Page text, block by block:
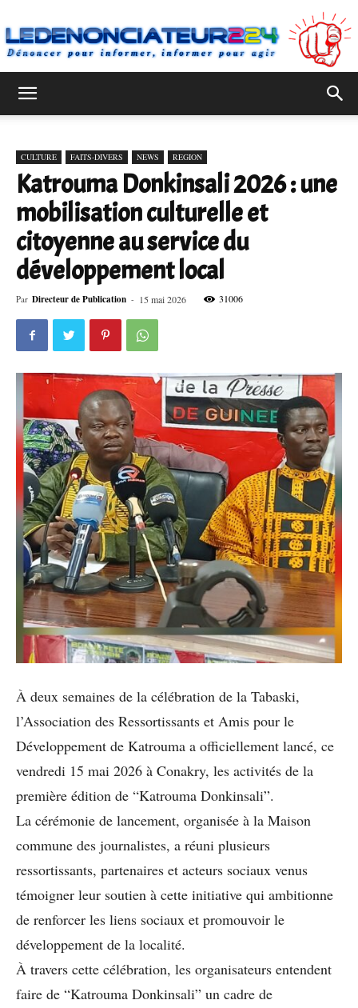
CULTURE FAITS-DIVERS NEWS REGION
Katrouma Donkinsali 2026 : une
mobilisation culturelle et
citoyenne au service du
développement local
Par Directeur de Publication - 15 mai 2026 31006
À deux semaines de la célébration de la Tabaski,
l’Association des Ressortissants et Amis pour le
Développement de Katrouma a officiellement lancé, ce
vendredi 15 mai 2026 à Conakry, les activités de la
première édition de “Katrouma Donkinsali”.
La cérémonie de lancement, organisée à la Maison
commune des journalistes, a réuni plusieurs
ressortissants, partenaires et acteurs sociaux venus
témoigner leur soutien à cette initiative qui ambitionne
de renforcer les liens sociaux et promouvoir le
développement de la localité.
À travers cette célébration, les organisateurs entendent
faire de “Katrouma Donkinsali” un cadre de